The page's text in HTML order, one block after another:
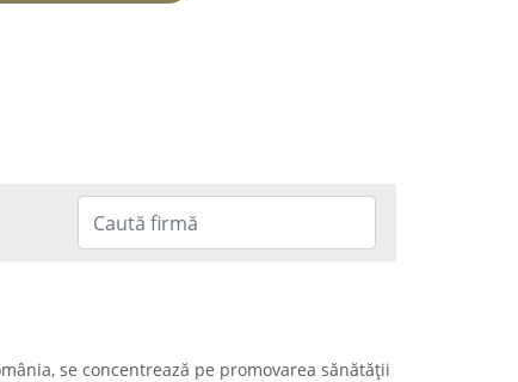
se concentrează pe promovarea sănătății